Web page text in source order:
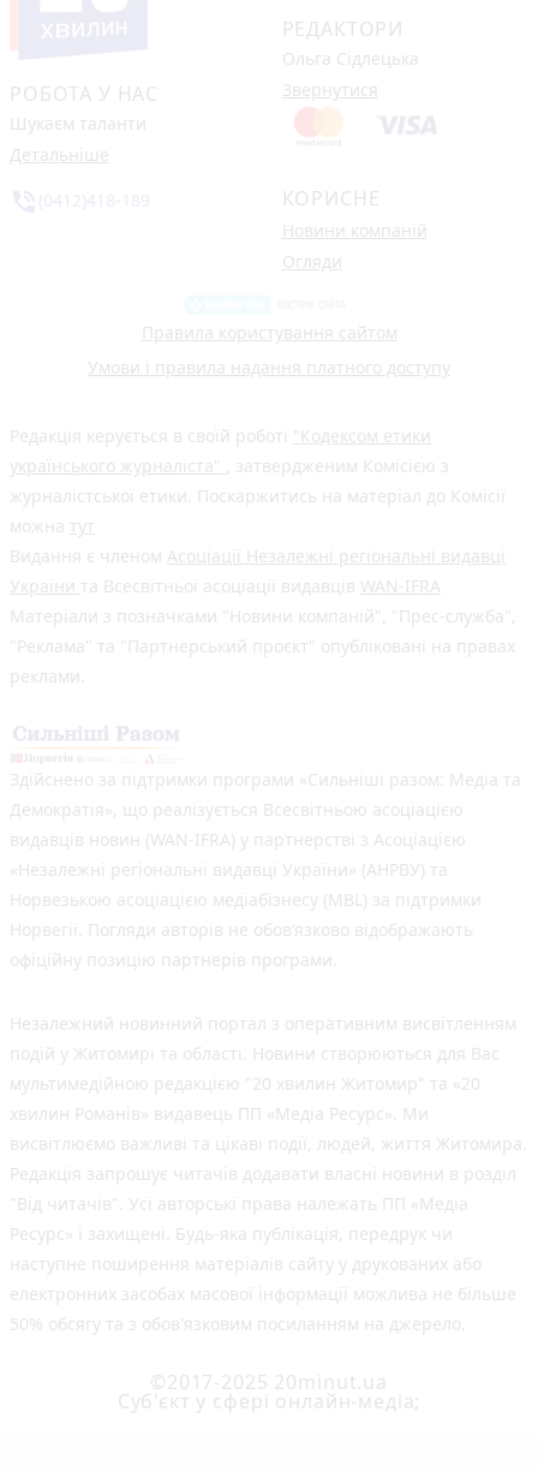
РОБОТА У НАС
Шукаєм таланти
Детальніше
РЕДАКТОРИ
Ольга Сідлецька
Звернутися
КОРИСНЕ
Новини компаній
Огляди
Правила користування сайтом
Умови і правила надання платного доступу
Редакція керується в своїй роботі "Кодексом етики
українського журналіста" , затвердженим Комісією з
журналістської етики. Поскаржитись на матеріал до Комісії
можна тут
Видання є членом Асоціації Незалежні регіональні видавці
України та Всесвітньої асоціації видавців WAN-IFRA
Матеріали з позначками "Новини компаній", "Прес-служба",
"Реклама" та "Партнерський проєкт" опубліковані на правах
реклами.
Здійснено за підтримки програми «Сильніші разом: Медіа та
Демократія», що реалізується Всесвітньою асоціацією
видавців новин (WAN-IFRA) у партнерстві з Асоціацією
«Незалежні регіональні видавці України» (АНРВУ) та
Норвезькою асоціацією медіабізнесу (MBL) за підтримки
Норвегії. Погляди авторів не обов’язково відображають
офіційну позицію партнерів програми.
Незалежний новинний портал з оперативним висвітленням
подій у Житомирі та області. Новини створюються для Вас
мультимедійною редакцією "20 хвилин Житомир" та «20
хвилин Романів» видавець ПП «Медіа Ресурс». Ми
висвітлюємо важливі та цікаві події, людей, життя Житомира.
Редакція запрошує читачів додавати власні новини в розділ
"Від читачів". Усі авторські права належать ПП «Медіа
Ресурс» і захищені. Будь-яка публiкацiя, передрук чи
наступне поширення матеріалів сайту у друкованих або
електронних засобах масової інформації можлива не більше
50% обсягу та з обов'язковим посиланням на джерело.
©2017-2025 20minut.ua
Cуб'єкт у сфері онлайн-медіа;